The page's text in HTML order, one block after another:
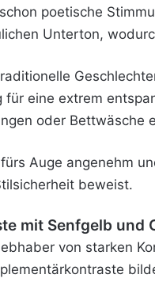
poetische
Unterton,
für eine extrem
oder Bettwäsche
Auge angenehm
beweist.
mit Senfgelb und
von starken